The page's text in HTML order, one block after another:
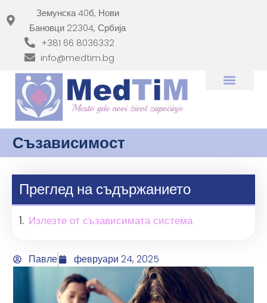
Земунска 40б, Нови
Бановци 22304, Србија
+381 66 8036332
info@medtim.bg
Съзависимост
Павле февруари 24, 2025
Преглед на съдържанието
Излезте от съзависимата система